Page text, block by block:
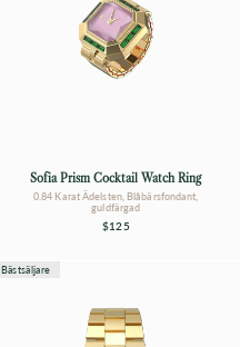
Sofia Prism Cocktail Watch Ring
0.84 Karat Ädelsten, Blåbärsfondant,
guldfärgad
$125
Bästsäljare